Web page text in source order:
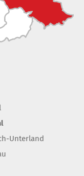
Unterland